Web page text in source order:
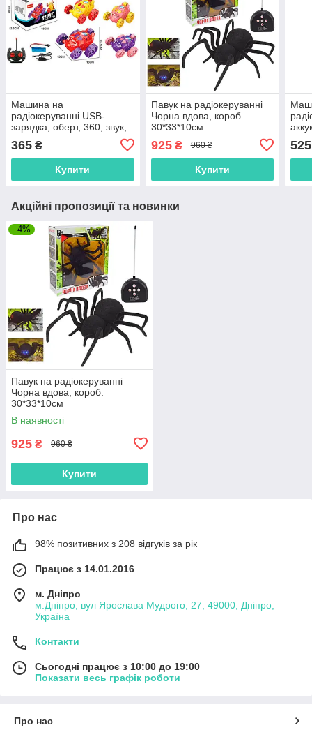
Машина на
радіокеруванні USB-
зарядка, оберт, 360, звук,
12,5-12см
365 ₴
Купити
Павук на радіокеруванні
Чорна вдова, короб.
30*33*10см
925₴ 960 ₴
Купити
525
Акційні пропозиції та новинки
–4%
Павук на радіокеруванні
Чорна вдова, короб.
30*33*10см
В наявності
925 ₴ 960 ₴
Купити
Про нас
98% позитивних з 208 відгуків за рік
Працює з 14.01.2016
м. Дніпро
м.Дніпро, вул Ярослава Мудрого, 27, 49000, Дніпро,
Україна
Контакти
Сьогодні працює з 10:00 до 19:00
Показати весь графік роботи
Про нас